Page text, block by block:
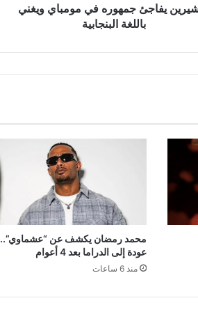
شيرين يفاجئ جمهوره في مومباي ويغني
باللغة البنجابية
محمد رمضان يكشف عن “عشماوي”..
عودة إلى الدراما بعد 4 أعوام
منذ 6 ساعات